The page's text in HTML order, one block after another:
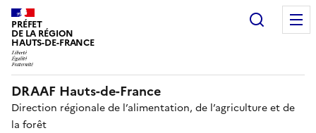
PRÉFET
DE LA RÉGION
HAUTS-DE-FRANCE
DRAAF Hauts-de-France
Direction régionale de l’alimentation, de l’agriculture et de
la forêt